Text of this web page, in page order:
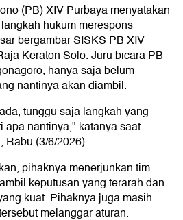
(PB) XIV Purbaya menyatakan
hukum merespons
bergambar SISKS PB XIV
Keraton Solo. Juru bicara PB
hanya saja belum
nantinya akan diambil.
tunggu saja langkah yang
apa nantinya," katanya saat
, Rabu (3/6/2026).
pihaknya menerjunkan tim
keputusan yang terarah dan
kuat. Pihaknya juga masih
melanggar aturan.